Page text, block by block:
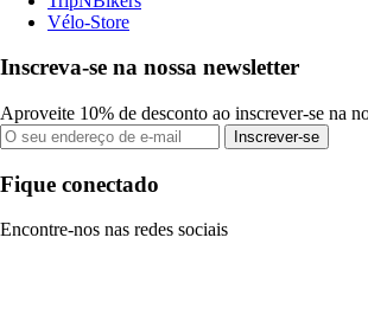
Vélo-Store
Inscreva-se na nossa newsletter
Aproveite 10% de desconto ao inscrever-se na
Inscrever-se
Fique conectado
Encontre-nos nas redes sociais